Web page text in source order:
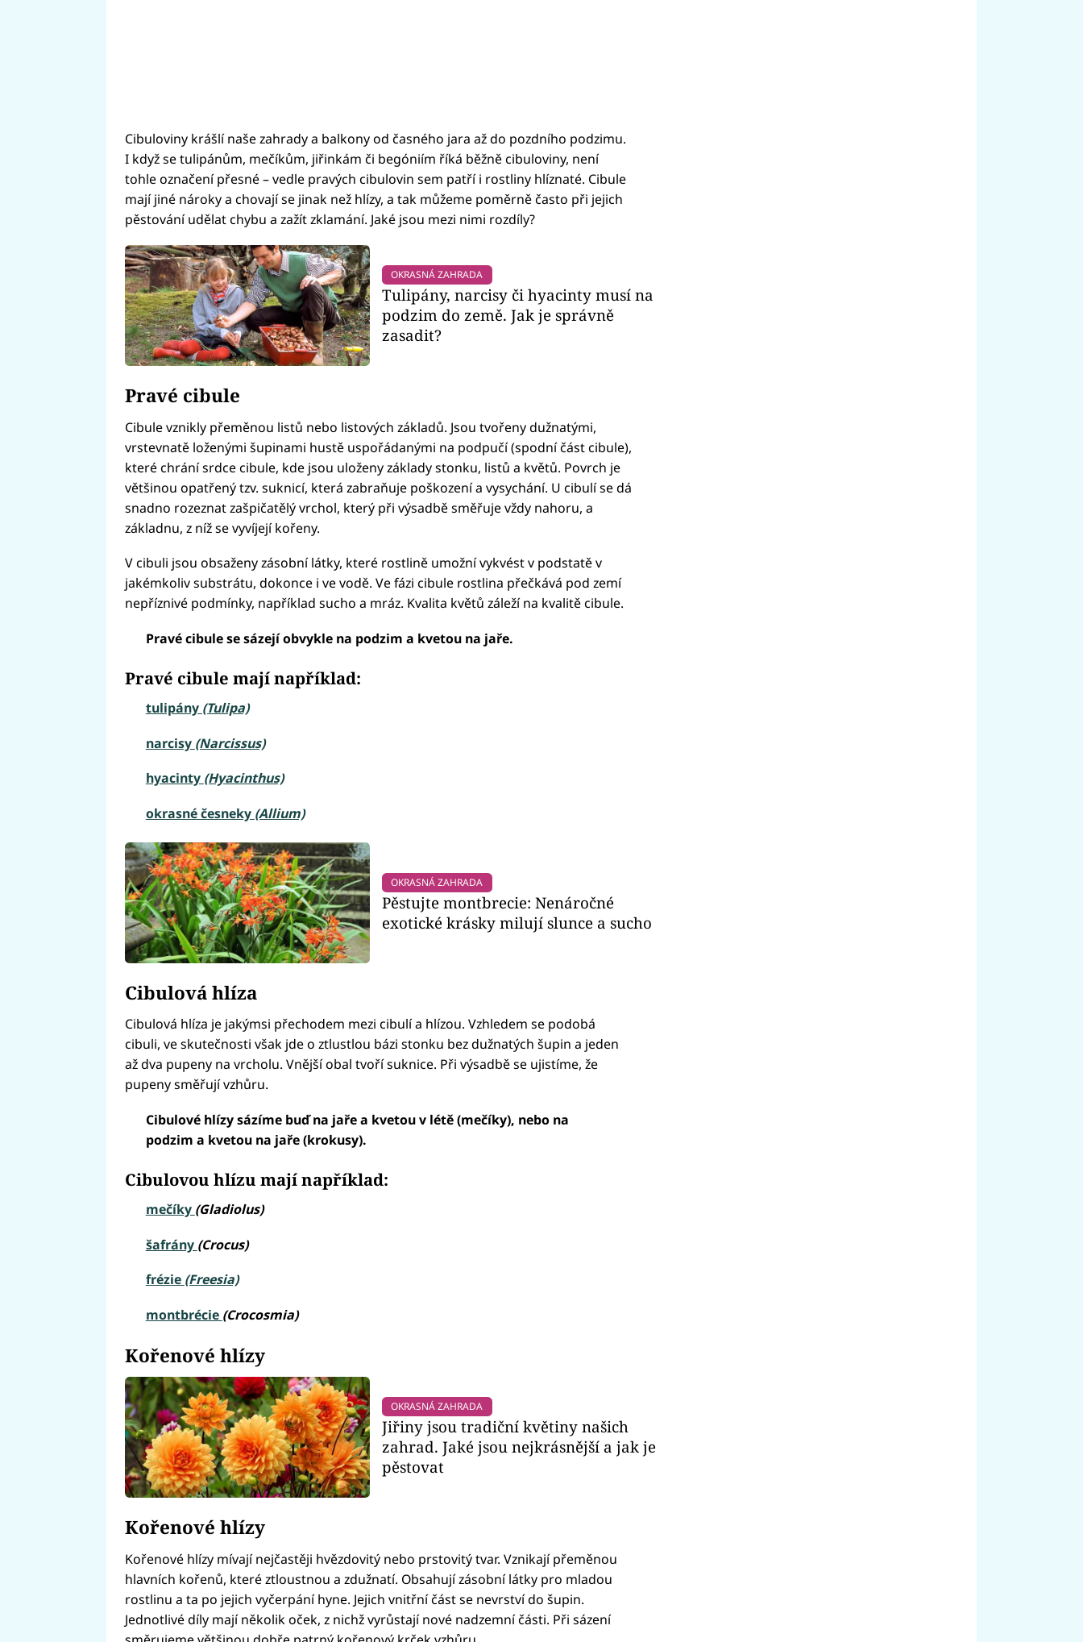
Cibuloviny krášlí naše zahrady a balkony od časného jara až do pozdního podzimu.
I když se tulipánům, mečíkům, jiřinkám či begóniím říká běžně cibuloviny, není
tohle označení přesné – vedle pravých cibulovin sem patří i rostliny hlíznaté. Cibule
mají jiné nároky a chovají se jinak než hlízy, a tak můžeme poměrně často při jejich
pěstování udělat chybu a zažít zklamání. Jaké jsou mezi nimi rozdíly?
OKRASNÁ ZAHRADA
Tulipány, narcisy či hyacinty musí na
podzim do země. Jak je správně
zasadit?
Pravé cibule
Cibule vznikly přeměnou listů nebo listových základů. Jsou tvořeny dužnatými,
vrstevnatě loženými šupinami hustě uspořádanými na podpučí (spodní část cibule),
které chrání srdce cibule, kde jsou uloženy základy stonku, listů a květů. Povrch je
většinou opatřený tzv. suknicí, která zabraňuje poškození a vysychání. U cibulí se dá
snadno rozeznat zašpičatělý vrchol, který při výsadbě směřuje vždy nahoru, a
základnu, z níž se vyvíjejí kořeny.
V cibuli jsou obsaženy zásobní látky, které rostlině umožní vykvést v podstatě v
jakémkoliv substrátu, dokonce i ve vodě. Ve fázi cibule rostlina přečkává pod zemí
nepříznivé podmínky, například sucho a mráz. Kvalita květů záleží na kvalitě cibule.
Pravé cibule se sázejí obvykle na podzim a kvetou na jaře.
Pravé cibule mají například:
tulipány (Tulipa)
narcisy (Narcissus)
hyacinty (Hyacinthus)
okrasné česneky (Allium)
OKRASNÁ ZAHRADA
Pěstujte montbrecie: Nenáročné
exotické krásky milují slunce a sucho
Cibulová hlíza
Cibulová hlíza je jakýmsi přechodem mezi cibulí a hlízou. Vzhledem se podobá
cibuli, ve skutečnosti však jde o ztlustlou bázi stonku bez dužnatých šupin a jeden
až dva pupeny na vrcholu. Vnější obal tvoří suknice. Při výsadbě se ujistíme, že
pupeny směřují vzhůru.
Cibulové hlízy sázíme buď na jaře a kvetou v létě (mečíky), nebo na
podzim a kvetou na jaře (krokusy).
Cibulovou hlízu mají například:
mečíky (Gladiolus)
šafrány (Crocus)
frézie (Freesia)
montbrécie (Crocosmia)
Kořenové hlízy
OKRASNÁ ZAHRADA
Jiřiny jsou tradiční květiny našich
zahrad. Jaké jsou nejkrásnější a jak je
pěstovat
Kořenové hlízy
Kořenové hlízy mívají nejčastěji hvězdovitý nebo prstovitý tvar. Vznikají přeměnou
hlavních kořenů, které ztloustnou a zdužnatí. Obsahují zásobní látky pro mladou
rostlinu a ta po jejich vyčerpání hyne. Jejich vnitřní část se nevrství do šupin.
Jednotlivé díly mají několik oček, z nichž vyrůstají nové nadzemní části. Při sázení